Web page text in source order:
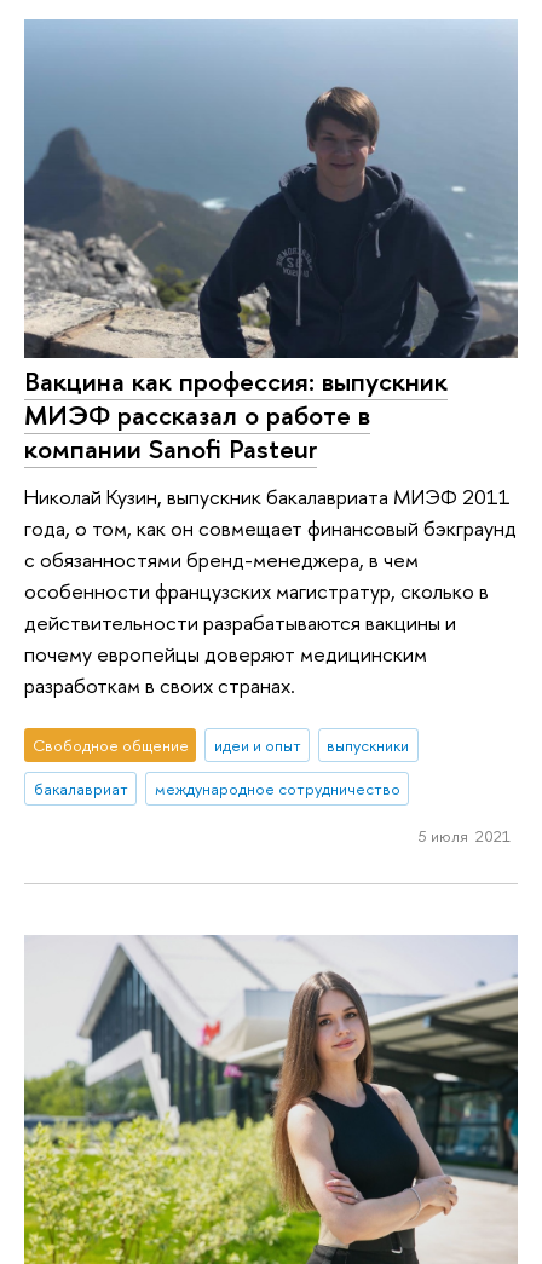
Вакцина как профессия: выпускник
МИЭФ рассказал о работе в
компании Sanofi Pasteur
Николай Кузин, выпускник бакалавриата МИЭФ 2011
года, о том, как он совмещает финансовый бэкграунд
с обязанностями бренд-менеджера, в чем
особенности французских магистратур, сколько в
действительности разрабатываются вакцины и
почему европейцы доверяют медицинским
разработкам в своих странах.
Свободное общение идеи и опыт
выпускники
бакалавриат
международное сотрудничество
5 июля 2021